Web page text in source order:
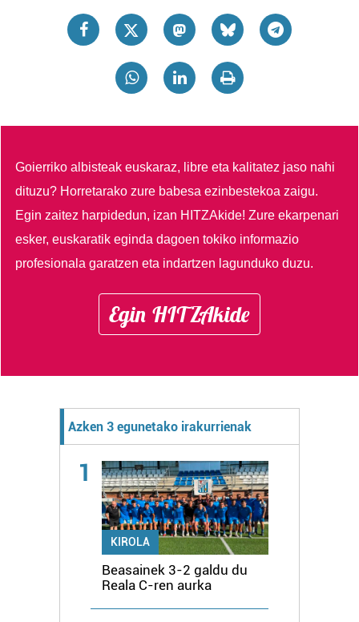
Goierriko albisteak euskaraz, libre eta kalitatez jaso nahi
dituzu? Horretarako zure babesa ezinbestekoa zaigu.
Egin zaitez harpidedun, izan HITZAkide!Zure ekarpenari
esker, euskaratik eginda dagoen tokiko informazio
profesionala garatzen eta indartzen lagunduko duzu.
Egin HITZAkide
Azken 3 egunetako irakurrienak
1
KIROLA
Beasainek 3-2 galdu du
Reala C-ren aurka